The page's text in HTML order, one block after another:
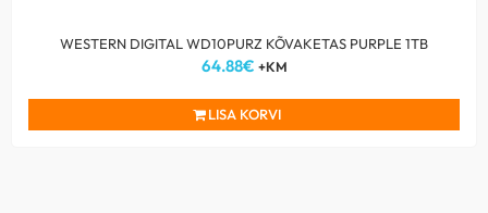
WESTERN DIGITAL WD10PURZ KÕVAKETAS PURPLE 1TB
64.88€ +KM
LISA KORVI